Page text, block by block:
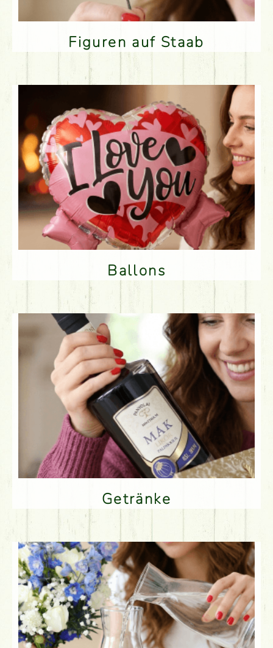
Figuren auf Staab
Ballons
Getränke